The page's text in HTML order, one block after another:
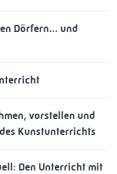
Dörfern… und
vorstellen und
Kunstunterrichts
Den Unterricht mit